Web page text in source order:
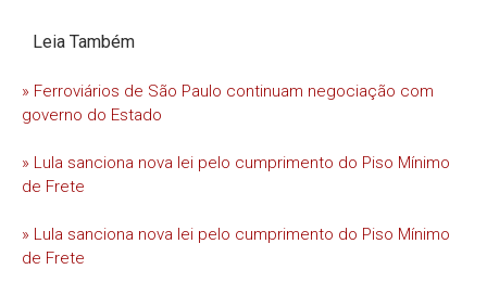
Leia Também
» Ferroviários de São Paulo continuam negociação com
governo do Estado
» Lula sanciona nova lei pelo cumprimento do Piso Mínimo
de Frete
» Lula sanciona nova lei pelo cumprimento do Piso Mínimo
de Frete